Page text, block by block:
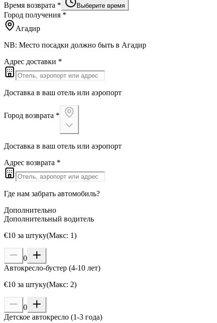
Время возврата * Выберите время
Город получения *
Агадир
NB: Место посадки должно быть в Агадир
Адрес доставки *
Доставка в ваш отель или аэропорт
Город возврата *
Доставка в ваш отель или аэропорт
Адрес возврата *
Где нам забрать автомобиль?
Дополнительно
Дополнительный водитель
€10 за штуку(Макс: 1)
0
Автокресло-бустер (4-10 лет)
€10 за штуку(Макс: 2)
0
Детское автокресло (1-3 года)